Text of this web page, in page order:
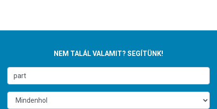
NEM TALÁL VALAMIT? SEGÍTÜNK!